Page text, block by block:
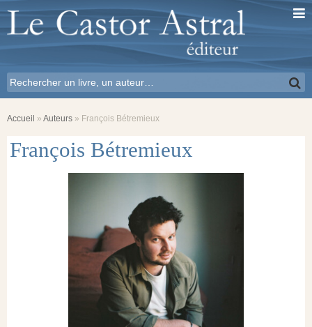
Accueil » Auteurs » François Bétremieux
François Bétremieux